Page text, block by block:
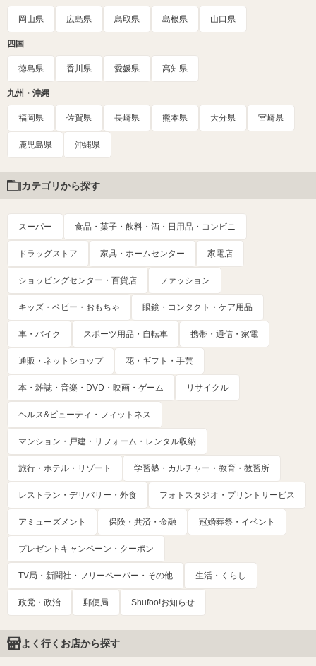
岡山県 広島県 鳥取県 島根県 山口県
四国
徳島県 香川県 愛媛県 高知県
九州・沖縄
福岡県 佐賀県 長崎県 熊本県 大分県 宮崎県
鹿児島県 沖縄県
カテゴリから探す
スーパー 食品・菓子・飲料・酒・日用品・コンビニ
ドラッグストア 家具・ホームセンター 家電店
ショッピングセンター・百貨店 ファッション
キッズ・ベビー・おもちゃ 眼鏡・コンタクト・ケア用品
車・バイク スポーツ用品・自転車 携帯・通信・家電
通販・ネットショップ 花・ギフト・手芸
本・雑誌・音楽・DVD・映画・ゲーム リサイクル
ヘルス&ビューティ・フィットネス
マンション・戸建・リフォーム・レンタル収納
旅行・ホテル・リゾート 学習塾・カルチャー・教育・教習所
レストラン・デリバリー・外食 フォトスタジオ・プリントサービス
アミューズメント 保険・共済・金融 冠婚葬祭・イベント
プレゼントキャンペーン・クーポン
TV局・新聞社・フリーペーパー・その他 生活・くらし
政党・政治 郵便局 Shufoo!お知らせ
よく行くお店から探す